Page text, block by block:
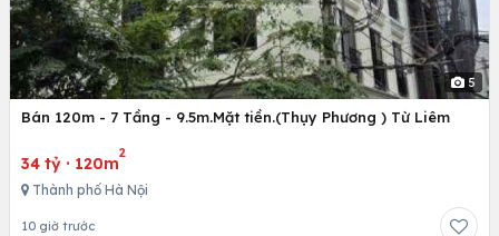
5
Bán 120m - 7 Tầng - 9.5m.Mặt tiền.(Thụy Phương ) Từ Liêm
34 tỷ · 120m
2
Thành phố Hà Nội
10 giờ trước